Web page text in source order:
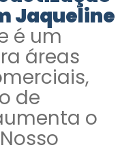
Jaqueline
é um
áreas
de
o